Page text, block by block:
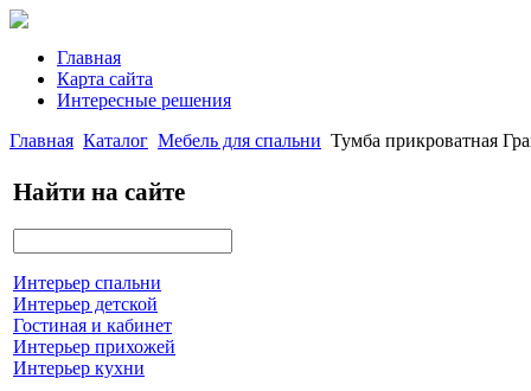
Главная
Карта сайта
Интересные решения
Главная Каталог Мебель для спальни Тумба прикроватная
Найти на сайте
Интерьер спальни
Интерьер детской
Гостиная и кабинет
Интерьер прихожей
Интерьер кухни